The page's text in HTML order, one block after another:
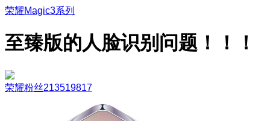
荣耀Magic3系列
至臻版的人脸识别问题！！！
荣耀粉丝213519817